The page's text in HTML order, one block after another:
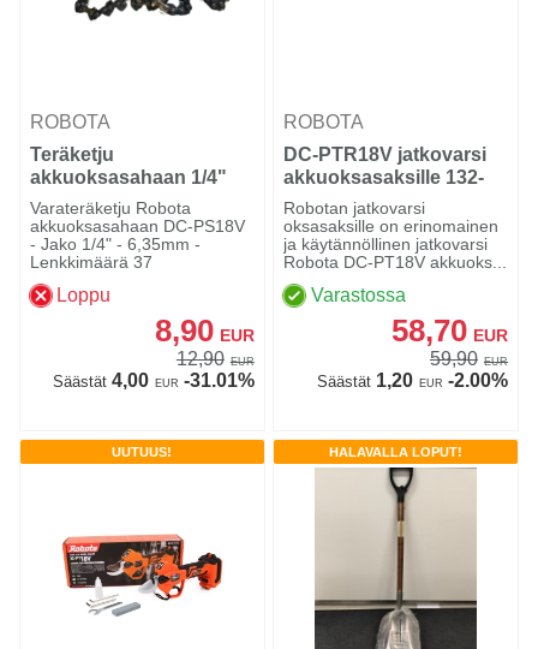
ROBOTA
Teräketju
akkuoksasahaan 1/4"
37L
Varateräketju Robota
akkuoksasahaan DC-PS18V
- Jako 1/4" - 6,35mm -
Lenkkimäärä 37
Loppu
8,90 EUR
12,90 EUR
Säästät4,00 EUR -31.01%
ROBOTA
DC-PTR18V jatkovarsi
akkuoksasaksille 132-
225cm
Robotan jatkovarsi
oksasaksille on erinomainen
ja käytännöllinen jatkovarsi
Robota DC-PT18V akkuoks...
Varastossa
58,70 EUR
59,90 EUR
Säästät1,20 EUR -2.00%
UUTUUS! HALAVALLA LOPUT!